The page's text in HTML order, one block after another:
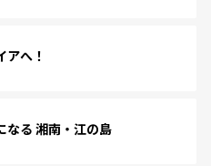
アへ！
なる 湘南・江の島